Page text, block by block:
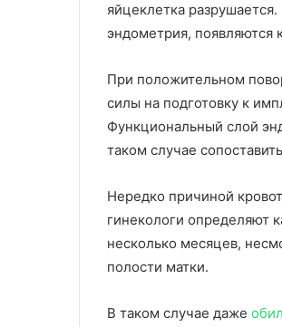
яйцеклетка
эндометрия, появляются
При положительном
силы на подготовку к
Функциональный слой
таком случае
Нередко причиной
гинекологи определяют
несколько месяцев,
полости матки.
В таком случае даже